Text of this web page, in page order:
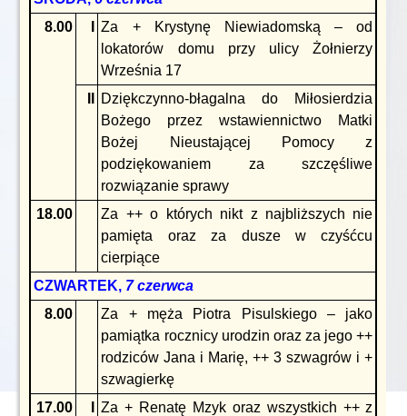
8.00
Za + Krystynę Niewiadomską – od
lokatorów domu przy ulicy Żołnierzy
Września 17
Dziękczynno-błagalna do Miłosierdzia
Bożego przez wstawiennictwo Matki
Bożej Nieustającej Pomocy z
podziękowaniem za szczęśliwe
rozwiązanie sprawy
18.00
Za ++ o których nikt z najbliższych nie
pamięta oraz za dusze w czyśćcu
cierpiące
CZWARTEK, 7 czerwca
8.00
Za + męża Piotra Pisulskiego – jako
pamiątka rocznicy urodzin oraz za jego ++
rodziców Jana i Marię, ++ 3 szwagrów i +
szwagierkę
17.00
Za + Renatę Mzyk oraz wszystkich ++ z